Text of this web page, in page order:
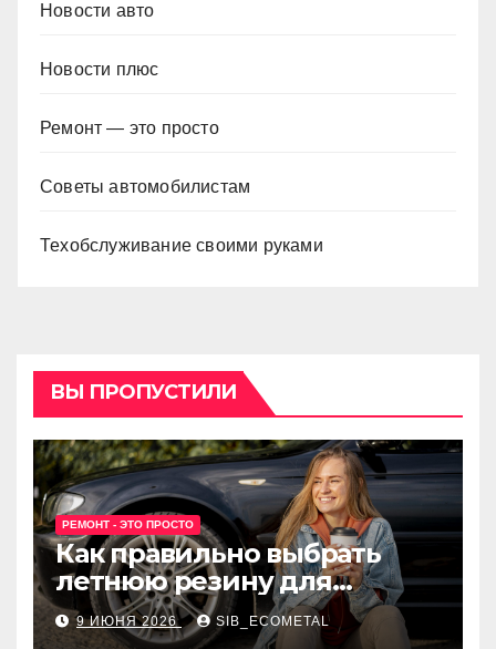
Новости авто
Новости плюс
Ремонт — это просто
Советы автомобилистам
Техобслуживание своими руками
ВЫ ПРОПУСТИЛИ
РЕМОНТ - ЭТО ПРОСТО
Как правильно выбрать
летнюю резину для
машины?
9 ИЮНЯ 2026 SIB_ECOMETAL